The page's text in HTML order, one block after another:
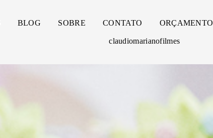
BLOG SOBRE CONTATO ORÇAMENTO
claudiomarianofilmes